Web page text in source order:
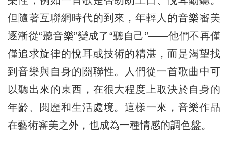
但隨著互聯網時代的到來，年輕人的音樂審美
逐漸從“聽音樂”變成了“聽自己”——他們不再僅
僅追求旋律的悅耳或技術的精湛，而是渴望找
到音樂與自身的關聯性。人們從一首歌曲中可
以聽出來的東西，在很大程度上取決於自身的
年齡、閱歷和生活處境。這樣一來，音樂作品
在藝術審美之外，也成為一種情感的調色盤。